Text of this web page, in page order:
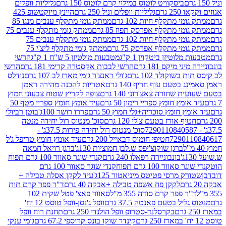
ביסקוויט לוטוס במילוי קרם לוטוס 150 גרם
גליליות וופלים
גרם
גליליות וופלים וניל 250 גרם
היינץ מיוקטשופ 425
מתקלף חיות 102 גרם
ממתק גומי מתקלף ענבים מנגו 85
מתקלף אפרסק תפוז 85 גרם
ממתק גומי מתקלף ענבים 75
מתקלף חיות 102 גרם
ממתק גומי מתקלף ענבים 75
מתקלף אפרסק 75 גרם
ממתק גומי מתקלף ליצ'י 75
ביטקוין 1 ק"ג
מטבעות מולטיזן 5 ש"ח 1 ק"ג
הרשי
מיקס 181 גרם
הרשי לבבות אקסטרה קרימי 181 גרם
הרשי
102 גרם
ג'ולי ראנצ'ר גומי מארז לב 107 גרם
נודלס
עוף חריף 140 גרם
אטריות להכנה מהירה ראמן
שחורה צאצ'רוני 140 גרם
צופה לקריץ שטוח צבעוני חמוץ
חומץ ספריי רימון 50 גרם
עיד אומץ חומץ ספריי מטף 50
חומץ סוכריה+גלי חמוץ 50 גרם
פררו רושר 100ג'
בוטן רביולי
אורז בטעם צ'לי 120 גרם
סוכ' מנטוס רול יחידה מנטה
סוכ' מנטוס רול יחידה פירות 37.5ג' -
חטיפי חומוס דבאייל 200 גרם
עיד אומץ חומץ טריפל ג'ל
ברגן שוקוצ'יפס ש.לבן חמוציות 130ג'
ברגן רויאל חמאה
בונבוניירה רפאלו 240 גרם
קנדי שוגר סאוור 100 גרם תפוח
100 גרם תפוח
קנדי שוגר סאוור 100 גרם
מרסי פטיטס מיניאטור 125ג'
עיד לקקן אסלה טבילה +
לקקן פח אשפה טבילה +אבקה 40 גרם
ד"ר פפר קרם תות
פפר קרם סודה 355 מ"ל
סאוור פאצ' פטל שקית 102
בטעם פאנטה 37.5 גרם
וופל ג'נסן-וופל טוסט 12 יח'
בקרסלנד-סטרופ וופל הולנדי 250 גרם
תחנת רוח וופל
קינדר שוקו בונס קריספי 67.2 גרם
גומי ענקי